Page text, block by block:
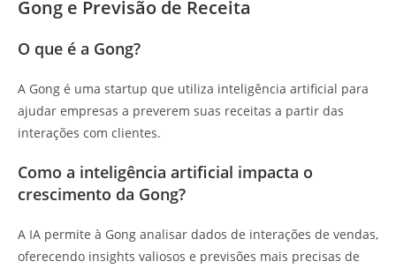
Gong e Previsão de Receita
O que é a Gong?
A Gong é uma startup que utiliza inteligência artificial para
ajudar empresas a preverem suas receitas a partir das
interações com clientes.
Como a inteligência artificial impacta o
crescimento da Gong?
A IA permite à Gong analisar dados de interações de vendas,
oferecendo insights valiosos e previsões mais precisas de